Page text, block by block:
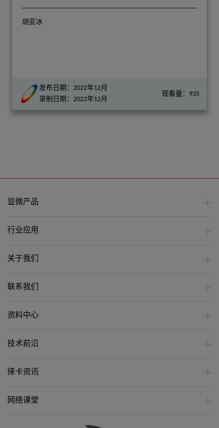
胡亚冰
发布日期：2022年12月
录制日期：2022年12月
观看量：935
显微产品
行业应用
关于我们
联系我们
资料中心
技术前沿
徕卡资讯
网络课堂